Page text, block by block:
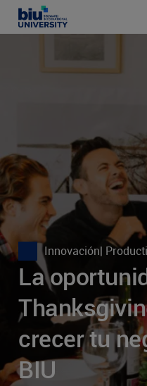
Pasar
Innovación|
La
crecer tu
BIU